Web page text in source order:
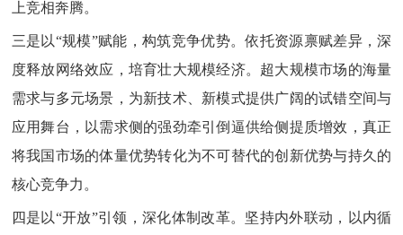
上竞相奔腾。
三是以“规模”赋能，构筑竞争优势。依托资源禀赋差异，深
度释放网络效应，培育壮大规模经济。超大规模市场的海量
需求与多元场景，为新技术、新模式提供广阔的试错空间与
应用舞台，以需求侧的强劲牵引倒逼供给侧提质增效，真正
将我国市场的体量优势转化为不可替代的创新优势与持久的
核心竞争力。
四是以“开放”引领，深化体制改革。坚持内外联动，以内循